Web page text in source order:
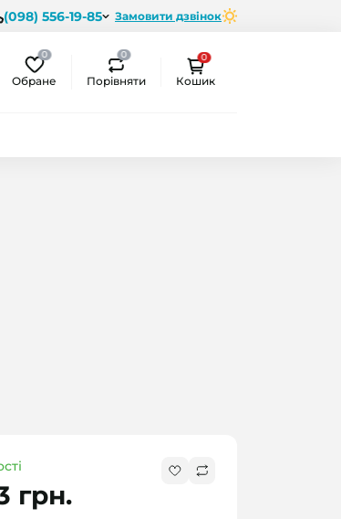
(098) 556-19-85 Замовити дзвінок
0
Обране
0
Порівняти
0
Кошик
грн.